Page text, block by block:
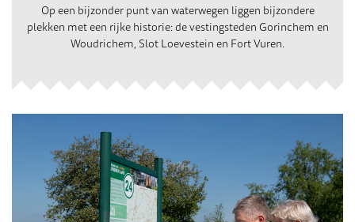
Op een bijzonder punt van waterwegen liggen bijzondere
plekken met een rijke historie: de vestingsteden Gorinchem en
Woudrichem, Slot Loevestein en Fort Vuren.